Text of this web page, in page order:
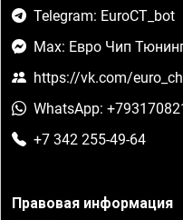
Telegram: EuroCT_bot
Max: Евро Чип
https://vk.com/
WhatsApp:
+7 342 255-49-64
Правовая информация